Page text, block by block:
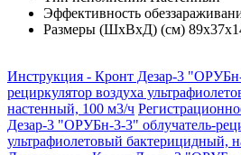
Эффективность
Размеры (ШхВхД) (см)
Инструкция - Кронт Дезар-3
рециркулятор воздуха
настенный, 100 м3/ч
Дезар-3 "ОРУБн-3-3" облучатель-
ультрафиолетовый бактерицидный,